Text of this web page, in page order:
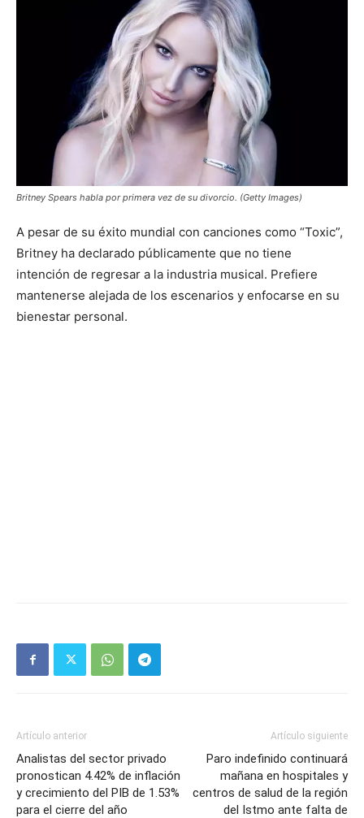
Britney Spears habla por primera vez de su divorcio. (Getty Images)
A pesar de su éxito mundial con canciones como “Toxic”,
Britney ha declarado públicamente que no tiene
intención de regresar a la industria musical. Prefiere
mantenerse alejada de los escenarios y enfocarse en su
bienestar personal.
Artículo anterior
Analistas del sector privado
pronostican 4.42% de inflación
y crecimiento del PIB de 1.53%
para el cierre del año
Artículo siguiente
Paro indefinido continuará
mañana en hospitales y
centros de salud de la región
del Istmo ante falta de